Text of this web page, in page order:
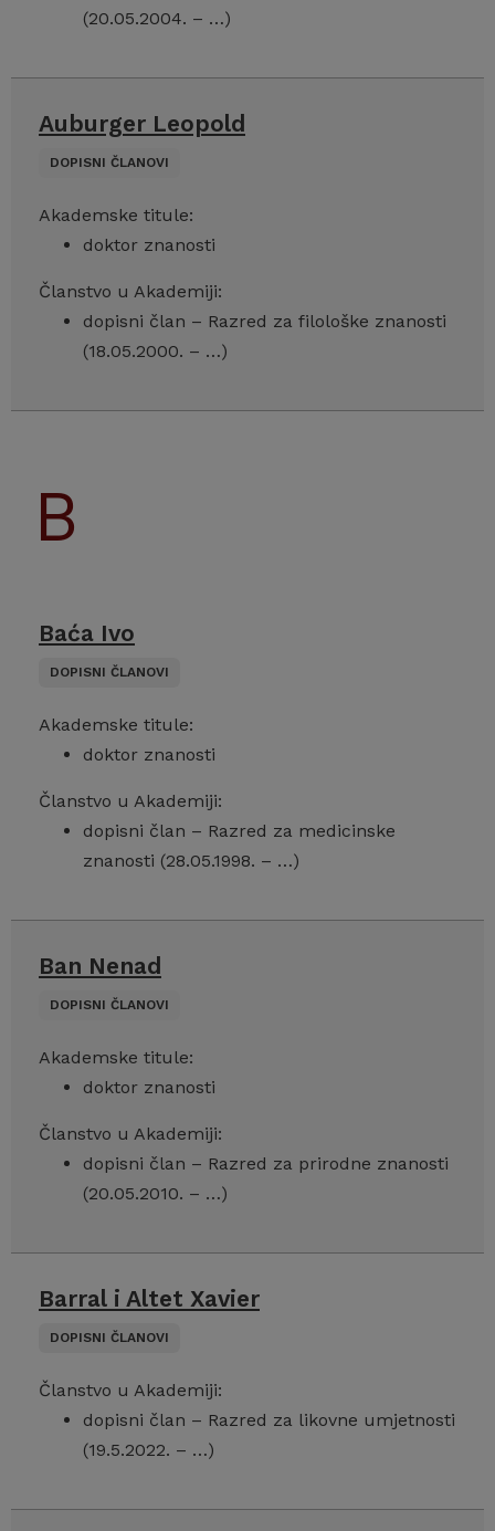
(20.05.2004. – …)
Auburger Leopold
DOPISNI ČLANOVI
Akademske titule:
doktor znanosti
Članstvo u Akademiji:
dopisni član – Razred za filološke znanosti
(18.05.2000. – …)
Baća Ivo
DOPISNI ČLANOVI
Akademske titule:
doktor znanosti
Članstvo u Akademiji:
dopisni član – Razred za medicinske
znanosti (28.05.1998. – …)
Ban Nenad
DOPISNI ČLANOVI
Akademske titule:
doktor znanosti
Članstvo u Akademiji:
dopisni član – Razred za prirodne znanosti
(20.05.2010. – …)
Barral i Altet Xavier
DOPISNI ČLANOVI
Članstvo u Akademiji:
dopisni član – Razred za likovne umjetnosti
(19.5.2022. – …)